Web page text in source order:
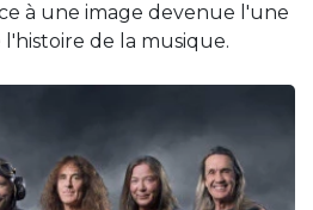
à une image devenue l'une
de la musique.